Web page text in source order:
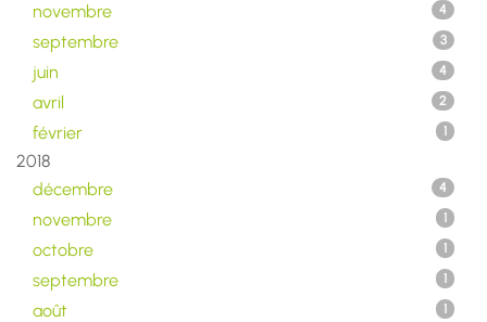
novembre
4
septembre 3
juin 4
avril 2
février 1
2018
décembre
4
novembre 1
octobre 1
septembre 1
août 1